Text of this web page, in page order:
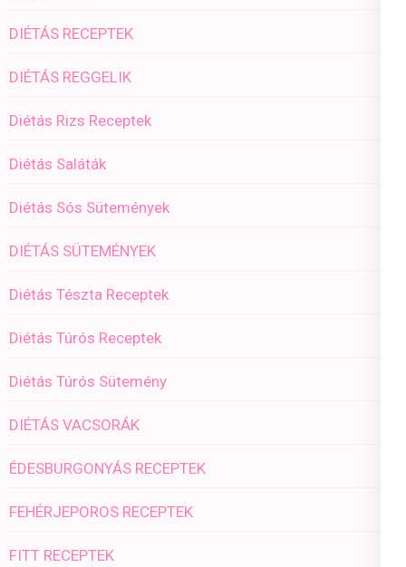
DIÉTÁS RECEPTEK
DIÉTÁS REGGELIK
Diétás Rizs Receptek
Diétás Saláták
Diétás Sós Sütemények
DIÉTÁS SÜTEMÉNYEK
Diétás Tészta Receptek
Diétás Túrós Receptek
Diétás Túrós Sütemény
DIÉTÁS VACSORÁK
ÉDESBURGONYÁS RECEPTEK
FEHÉRJEPOROS RECEPTEK
FITT RECEPTEK